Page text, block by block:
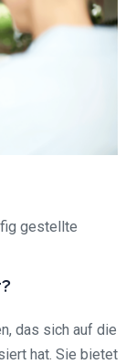
gestellte
das sich auf die
hat. Sie bietet